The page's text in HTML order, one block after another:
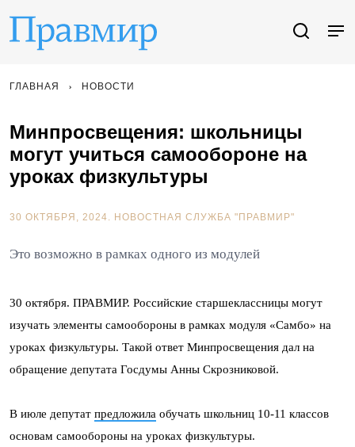
ГЛАВНАЯ НОВОСТИ
Минпросвещения: школьницы
могут учиться самообороне на
уроках физкультуры
30 ОКТЯБРЯ, 2024. НОВОСТНАЯ СЛУЖБА "ПРАВМИР"
Это возможно в рамках одного из модулей
30 октября. ПРАВМИР. Российские старшеклассницы могут
изучать элементы самообороны в рамках модуля «Самбо» на
уроках физкультуры. Такой ответ Минпросвещения дал на
обращение депутата Госдумы Анны Скрозниковой.
В июле депутат предложила обучать школьниц 10-11 классов
основам самообороны на уроках физкультуры.